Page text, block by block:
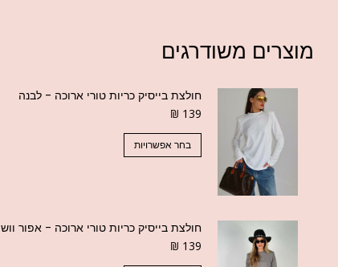
מוצרים משודרגים
חולצת בייסיק כריות טורי ארוכה - לבנה
₪ 139
בחר אפשרויות
חולצת בייסיק כריות טורי ארוכה - אפור ווש
₪ 139